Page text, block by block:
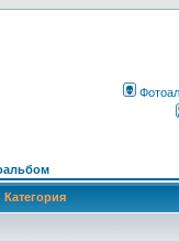
Категория